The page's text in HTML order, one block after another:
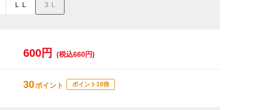
ＬＬ ３Ｌ
600円 (税込660円)
30ポイント ポイント10倍